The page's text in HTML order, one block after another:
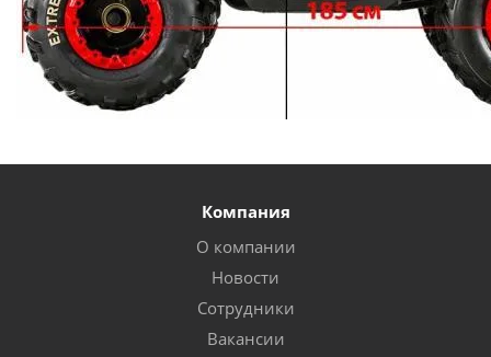
Компания
О компании
Новости
Сотрудники
Вакансии